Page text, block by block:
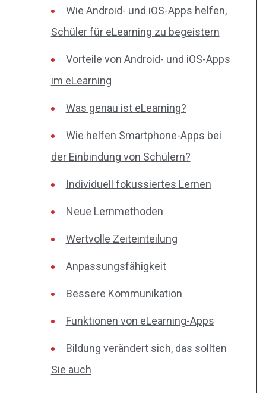
Wie Android- und iOS-Apps helfen,
Schüler für eLearning zu begeistern
Vorteile von Android- und iOS-Apps
im eLearning
Was genau ist eLearning?
Wie helfen Smartphone-Apps bei
der Einbindung von Schülern?
Individuell fokussiertes Lernen
Neue Lernmethoden
Wertvolle Zeiteinteilung
Anpassungsfähigkeit
Bessere Kommunikation
Funktionen von eLearning-Apps
Bildung verändert sich, das sollten
Sie auch